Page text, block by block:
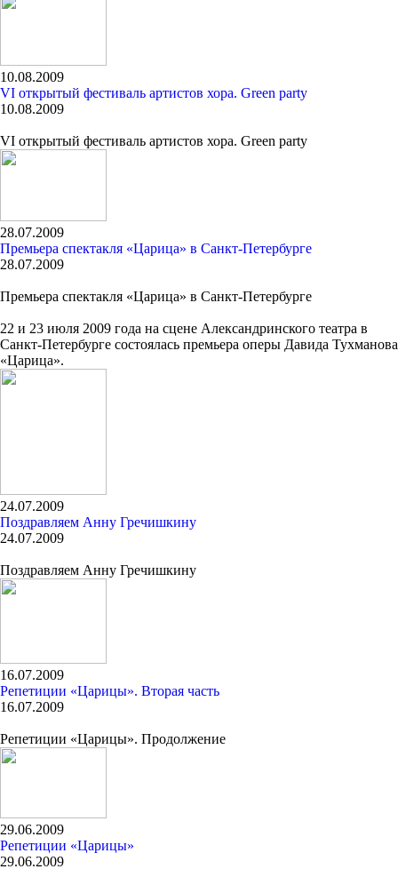
10.08.2009
VI открытый фестиваль артистов хора. Green party
10.08.2009
VI открытый фестиваль артистов хора. Green party
28.07.2009
Премьера спектакля «Царица» в Санкт-Петербурге
28.07.2009
Премьера спектакля «Царица» в Санкт-Петербурге
22 и 23 июля 2009 года на сцене Александринского театра в
Санкт-Петербурге состоялась премьера оперы Давида Тухманова
«Царица».
24.07.2009
Поздравляем Анну Гречишкину
24.07.2009
Поздравляем Анну Гречишкину
16.07.2009
Репетиции «Царицы». Вторая часть
16.07.2009
Репетиции «Царицы». Продолжение
29.06.2009
Репетиции «Царицы»
29.06.2009